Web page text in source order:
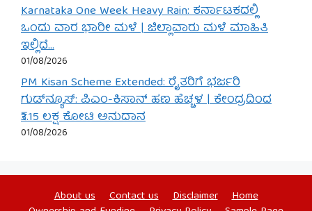
Karnataka One Week Heavy Rain: ಕರ್ನಾಟಕದಲ್ಲಿ
ಒಂದು ವಾರ ಭಾರೀ ಮಳೆ | ಜಿಲ್ಲಾವಾರು ಮಳೆ ಮಾಹಿತಿ
ಇಲ್ಲಿದೆ…
01/08/2026
PM Kisan Scheme Extended: ರೈತರಿಗೆ ಭರ್ಜರಿ
ಗುಡ್‌ನ್ಯೂಸ್: ಪಿಎಂ-ಕಿಸಾನ್ ಹಣ ಹೆಚ್ಚಳ | ಕೇಂದ್ರದಿಂದ
₹3.15 ಲಕ್ಷ ಕೋಟಿ ಅನುದಾನ
01/08/2026
About us Contact us Disclaimer
Home